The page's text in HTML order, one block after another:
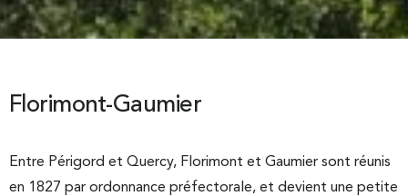
Florimont-Gaumier
Entre Périgord et Quercy, Florimont et Gaumier sont réunis
en 1827 par ordonnance préfectorale, et devient une petite